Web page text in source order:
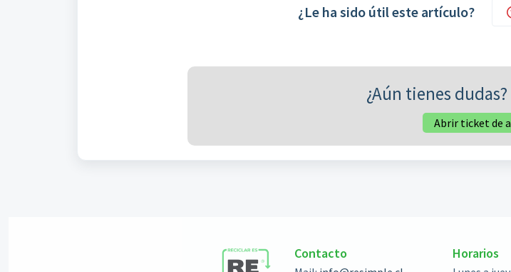
¿Le ha sido útil este artículo?
¿Aún tienes
Abrir ticket de
Contacto Horarios